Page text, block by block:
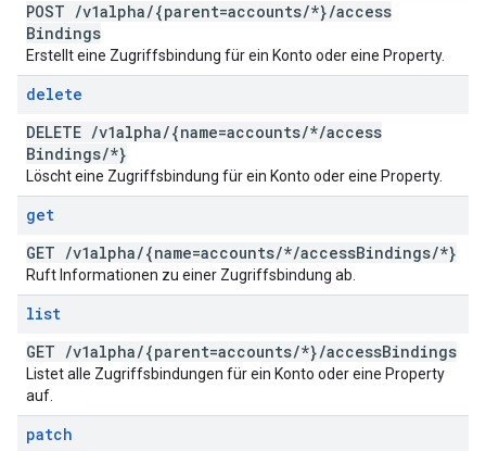
POST /v1alpha/{parent=accounts/*}/access
Bindings
Erstellt eine Zugriffsbindung für ein Konto oder eine Property.
delete
DELETE /v1alpha/{name=accounts/*/access
Bindings/*}
Löscht eine Zugriffsbindung für ein Konto oder eine Property.
get
GET /v1alpha/{name=accounts/*/accessBindings/*}
Ruft Informationen zu einer Zugriffsbindung ab.
list
GET /v1alpha/{parent=accounts/*}/accessBindings
Listet alle Zugriffsbindungen für ein Konto oder eine Property
auf.
patch